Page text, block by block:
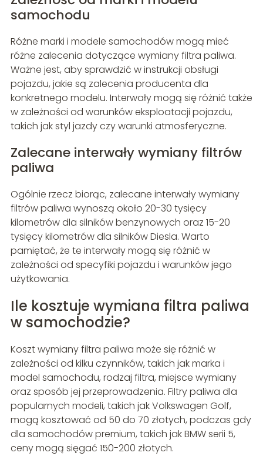
samochodu
Różne marki i modele samochodów mogą mieć
różne zalecenia dotyczące wymiany filtra paliwa.
Ważne jest, aby sprawdzić w instrukcji obsługi
pojazdu, jakie są zalecenia producenta dla
konkretnego modelu. Interwały mogą się różnić także
w zależności od warunków eksploatacji pojazdu,
takich jak styl jazdy czy warunki atmosferyczne.
Zalecane interwały wymiany filtrów
paliwa
Ogólnie rzecz biorąc, zalecane interwały wymiany
filtrów paliwa wynoszą około 20-30 tysięcy
kilometrów dla silników benzynowych oraz 15-20
tysięcy kilometrów dla silników Diesla. Warto
pamiętać, że te interwały mogą się różnić w
zależności od specyfiki pojazdu i warunków jego
użytkowania.
Ile kosztuje wymiana filtra paliwa
w samochodzie?
Koszt wymiany filtra paliwa może się różnić w
zależności od kilku czynników, takich jak marka i
model samochodu, rodzaj filtra, miejsce wymiany
oraz sposób jej przeprowadzenia. Filtry paliwa dla
popularnych modeli, takich jak Volkswagen Golf,
mogą kosztować od 50 do 70 złotych, podczas gdy
dla samochodów premium, takich jak BMW serii 5,
ceny mogą sięgać 150-200 złotych.